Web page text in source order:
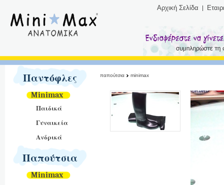
Αρχική Σελίδα
Παντόφλες
Minimax
Παιδικά
Γυναικεία
Ανδρικά
Παπούτσια
Minimax
παπούτσια minimax